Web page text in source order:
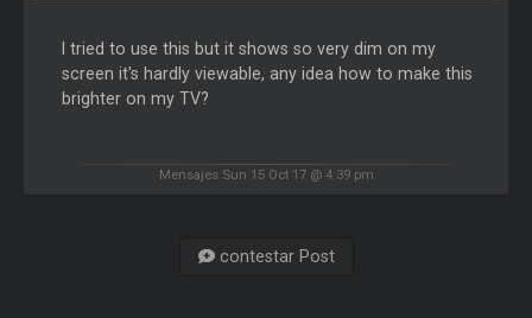
I tried to use this but it shows so very dim on my
screen it's hardly viewable, any idea how to make this
brighter on my TV?
Mensajes Sun 15 Oct 17 @ 4:39 pm
contestar Post